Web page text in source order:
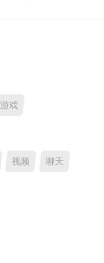
戏
视频 聊天